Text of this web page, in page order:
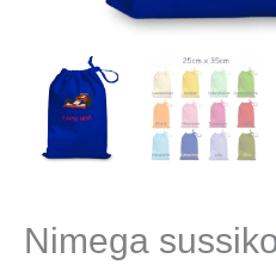
Nimega